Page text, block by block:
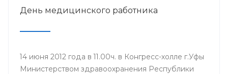
выпускники 2012 года.
День медицинского работника
14 июня 2012 года в 11.00ч. в Конгресс-холле г.Уфы
Министерством здравоохранения Республики